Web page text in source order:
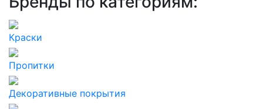
Краски
Пропитки
Декоративные покрытия